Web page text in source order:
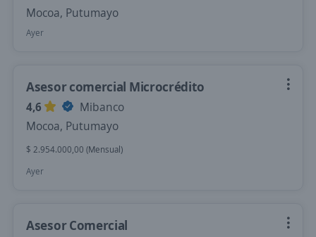
Mocoa, Putumayo
Ayer
Asesor comercial Microcrédito
4,6
Mibanco
Mocoa, Putumayo
$ 2.954.000,00 (Mensual)
Ayer
Asesor Comercial